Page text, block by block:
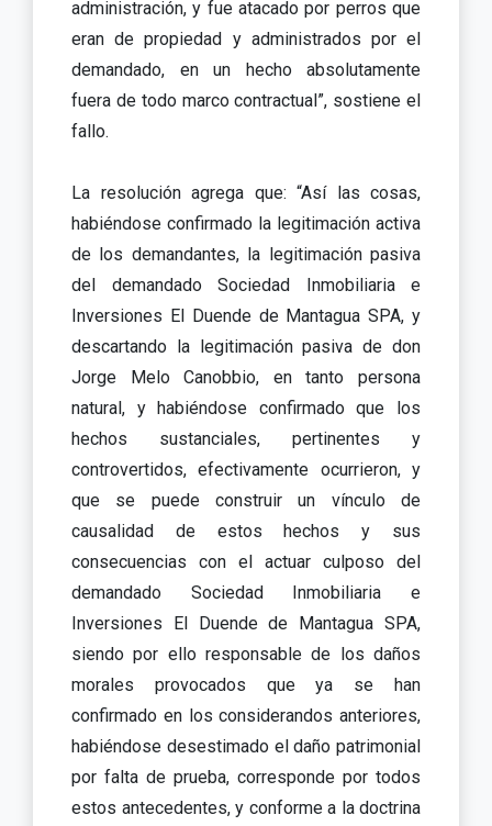
administración, y fue atacado por perros que
eran de propiedad y administrados por el
demandado, en un hecho absolutamente
fuera de todo marco contractual”, sostiene el
fallo.
La resolución agrega que: “Así las cosas,
habiéndose confirmado la legitimación activa
de los demandantes, la legitimación pasiva
del demandado Sociedad Inmobiliaria e
Inversiones El Duende de Mantagua SPA, y
descartando la legitimación pasiva de don
Jorge Melo Canobbio, en tanto persona
natural, y habiéndose confirmado que los
hechos sustanciales, pertinentes y
controvertidos, efectivamente ocurrieron, y
que se puede construir un vínculo de
causalidad de estos hechos y sus
consecuencias con el actuar culposo del
demandado Sociedad Inmobiliaria e
Inversiones El Duende de Mantagua SPA,
siendo por ello responsable de los daños
morales provocados que ya se han
confirmado en los considerandos anteriores,
habiéndose desestimado el daño patrimonial
por falta de prueba, corresponde por todos
estos antecedentes, y conforme a la doctrina